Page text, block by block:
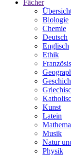
Fächer
Biologie
Chemie
Deutsch
Englisch
Ethik
Kunst
Latein
Musik
Natur
Physik